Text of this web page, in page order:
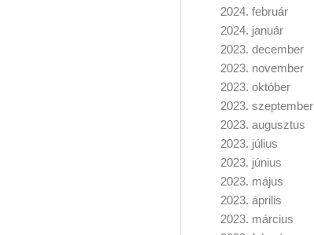
2024. február
2024. január
2023. december
2023. november
2023. október
2023. szeptember
2023. augusztus
2023. július
2023. június
2023. május
2023. április
2023. március